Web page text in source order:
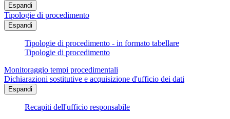
Espandi
Tipologie di procedimento
Espandi
Tipologie di procedimento - in formato tabellare
Tipologie di procedimento
Monitoraggio tempi procedimentali
Dichiarazioni sostitutive e acquisizione d'ufficio dei dati
Espandi
Recapiti dell'ufficio responsabile